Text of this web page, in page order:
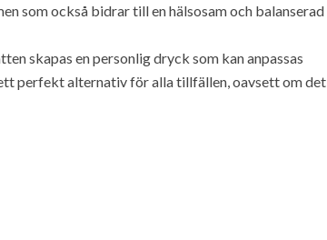
som också bidrar till en hälsosam och balanserad
skapas en personlig dryck som kan anpassas
perfekt alternativ för alla tillfällen, oavsett om det